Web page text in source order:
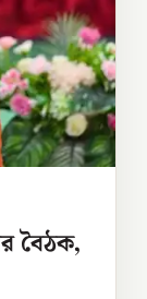
বৈঠক,